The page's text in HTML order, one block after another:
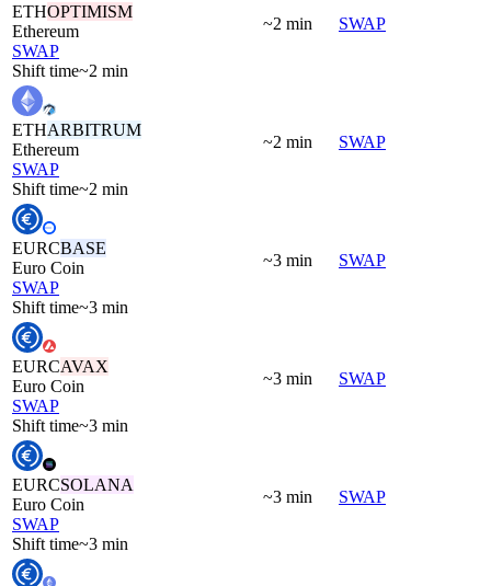
ETHOPTIMISM
Ethereum
SWAP
Shift time~2 min
~2 min SWAP
ETHARBITRUM
Ethereum
SWAP
Shift time~2 min
~2 min SWAP
EURCBASE
Euro Coin
SWAP
Shift time~3 min
~3 min SWAP
EURCAVAX
Euro Coin
SWAP
Shift time~3 min
~3 min SWAP
EURCSOLANA
Euro Coin
SWAP
Shift time~3 min
~3 min SWAP